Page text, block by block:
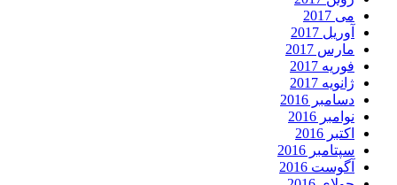
می 2017
آوریل 2017
مارس 2017
فوریه 2017
ژانویه 2017
دسامبر 2016
نوامبر 2016
اکتبر 2016
سپتامبر 2016
آگوست 2016